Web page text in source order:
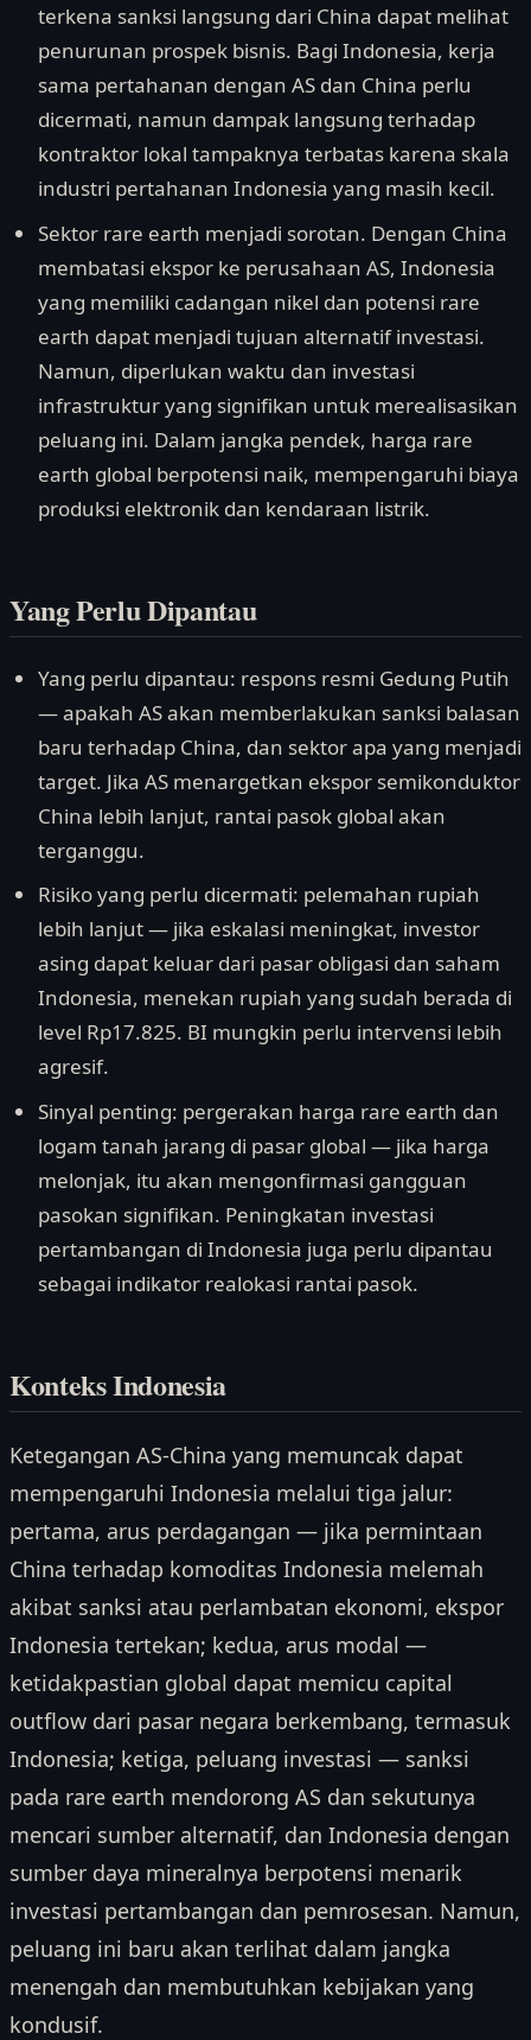
terkena sanksi langsung dari China dapat melihat
penurunan prospek bisnis. Bagi Indonesia, kerja
sama pertahanan dengan AS dan China perlu
dicermati, namun dampak langsung terhadap
kontraktor lokal tampaknya terbatas karena skala
industri pertahanan Indonesia yang masih kecil.
Sektor rare earth menjadi sorotan. Dengan China
membatasi ekspor ke perusahaan AS, Indonesia
yang memiliki cadangan nikel dan potensi rare
earth dapat menjadi tujuan alternatif investasi.
Namun, diperlukan waktu dan investasi
infrastruktur yang signifikan untuk merealisasikan
peluang ini. Dalam jangka pendek, harga rare
earth global berpotensi naik, mempengaruhi biaya
produksi elektronik dan kendaraan listrik.
Yang Perlu Dipantau
Yang perlu dipantau: respons resmi Gedung Putih
— apakah AS akan memberlakukan sanksi balasan
baru terhadap China, dan sektor apa yang menjadi
target. Jika AS menargetkan ekspor semikonduktor
China lebih lanjut, rantai pasok global akan
terganggu.
Risiko yang perlu dicermati: pelemahan rupiah
lebih lanjut — jika eskalasi meningkat, investor
asing dapat keluar dari pasar obligasi dan saham
Indonesia, menekan rupiah yang sudah berada di
level Rp17.825. BI mungkin perlu intervensi lebih
agresif.
Sinyal penting: pergerakan harga rare earth dan
logam tanah jarang di pasar global — jika harga
melonjak, itu akan mengonfirmasi gangguan
pasokan signifikan. Peningkatan investasi
pertambangan di Indonesia juga perlu dipantau
sebagai indikator realokasi rantai pasok.
Konteks Indonesia
Ketegangan AS-China yang memuncak dapat
mempengaruhi Indonesia melalui tiga jalur:
pertama, arus perdagangan — jika permintaan
China terhadap komoditas Indonesia melemah
akibat sanksi atau perlambatan ekonomi, ekspor
Indonesia tertekan; kedua, arus modal —
ketidakpastian global dapat memicu capital
outflow dari pasar negara berkembang, termasuk
Indonesia; ketiga, peluang investasi — sanksi
pada rare earth mendorong AS dan sekutunya
mencari sumber alternatif, dan Indonesia dengan
sumber daya mineralnya berpotensi menarik
investasi pertambangan dan pemrosesan. Namun,
peluang ini baru akan terlihat dalam jangka
menengah dan membutuhkan kebijakan yang
kondusif.